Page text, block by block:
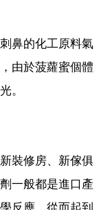
鼻的化工原料氣
由於菠蘿蜜個體
。
裝修房、新傢俱
一般都是進口產
反應，從而起到